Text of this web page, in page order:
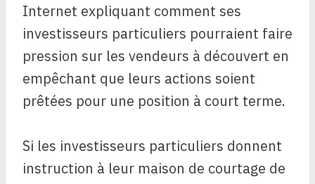
Internet expliquant comment ses
investisseurs particuliers pourraient faire
pression sur les vendeurs à découvert en
empêchant que leurs actions soient
prêtées pour une position à court terme.
Si les investisseurs particuliers donnent
instruction à leur maison de courtage de